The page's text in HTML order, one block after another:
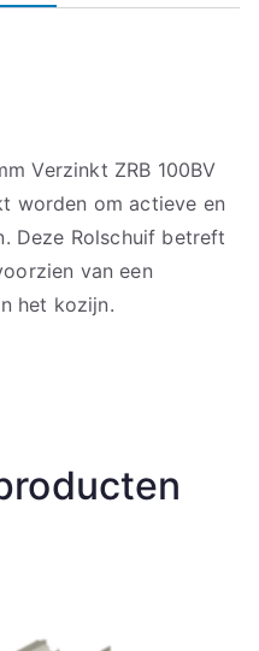
Verzinkt ZRB 100BV
worden om actieve en
Deze Rolschuif betreft
van een
het kozijn.